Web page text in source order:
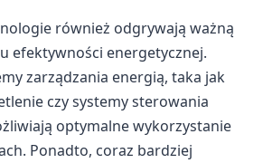
również odgrywają ważną
efektywności energetycznej.
zarządzania energią, taka jak
czy systemy sterowania
optymalne wykorzystanie
Ponadto, coraz bardziej